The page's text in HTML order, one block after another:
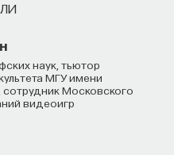
МГУ имени
Московского
видеоигр